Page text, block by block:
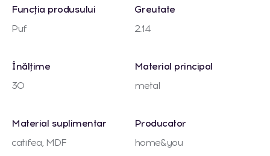
Funcția produsului
Puf
Greutate
2.14
Înălțime
30
Material principal
metal
Material suplimentar
catifea, MDF
Producator
home&you